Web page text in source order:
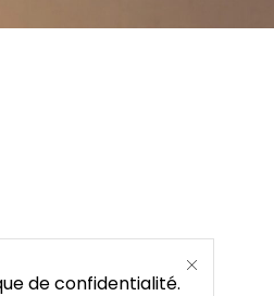
de confidentialité.